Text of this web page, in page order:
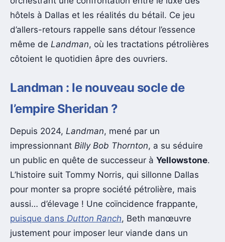
hôtels à Dallas et les réalités du bétail. Ce jeu
d’allers-retours rappelle sans détour l’essence
même de Landman, où les tractations pétrolières
côtoient le quotidien âpre des ouvriers.
Landman : le nouveau socle de
l’empire Sheridan ?
Depuis 2024, Landman, mené par un
impressionnant Billy Bob Thornton, a su séduire
un public en quête de successeur à Yellowstone.
L’histoire suit Tommy Norris, qui sillonne Dallas
pour monter sa propre société pétrolière, mais
aussi… d’élevage ! Une coïncidence frappante,
puisque dans Dutton Ranch, Beth manœuvre
justement pour imposer leur viande dans un